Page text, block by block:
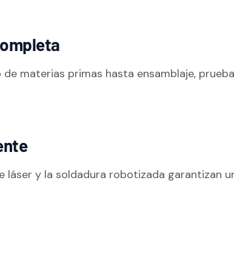
de materias primas hasta ensamblaje,
láser y la soldadura robotizada garantizan